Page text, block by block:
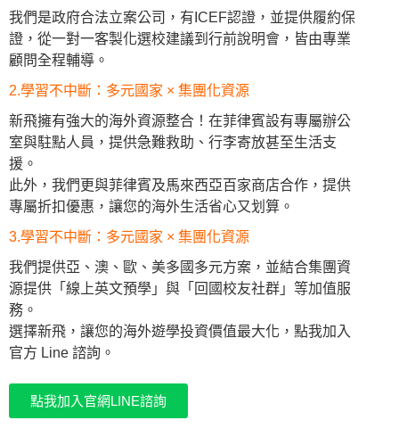
我們是政府合法立案公司，有ICEF認證，並提供履約保
證，從一對一客製化選校建議到行前說明會，皆由專業
顧問全程輔導。
2.學習不中斷：多元國家 × 集團化資源
新飛擁有強大的海外資源整合！在菲律賓設有專屬辦公
室與駐點人員，提供急難救助、行李寄放甚至生活支
援。
此外，我們更與菲律賓及馬來西亞百家商店合作，提供
專屬折扣優惠，讓您的海外生活省心又划算。
3.學習不中斷：多元國家 × 集團化資源
我們提供亞、澳、歐、美多國多元方案，並結合集團資
源提供「線上英文預學」與「回國校友社群」等加值服
務。
選擇新飛，讓您的海外遊學投資價值最大化，點我加入
官方 Line 諮詢。
點我加入官網LINE諮詢